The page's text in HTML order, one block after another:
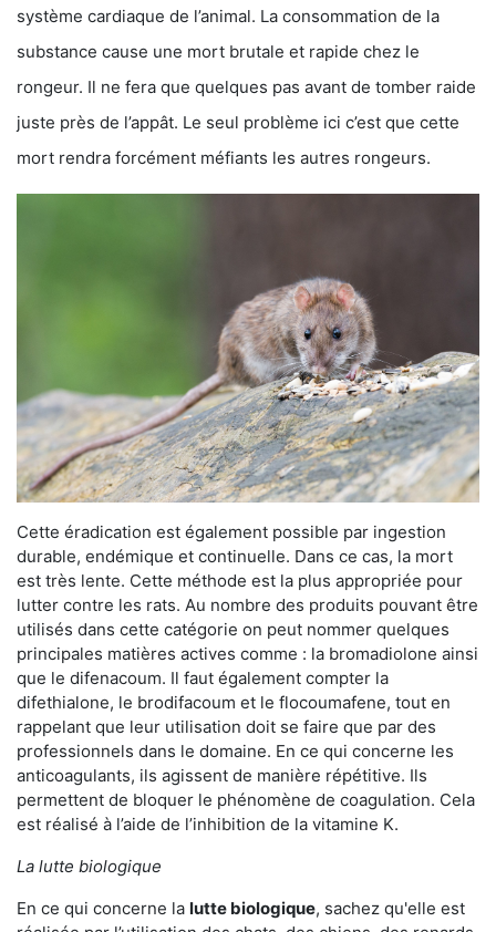
système cardiaque de l’animal. La consommation de la
substance cause une mort brutale et rapide chez le
rongeur. Il ne fera que quelques pas avant de tomber raide
juste près de l’appât. Le seul problème ici c’est que cette
mort rendra forcément méfiants les autres rongeurs.
Cette éradication est également possible par ingestion
durable, endémique et continuelle. Dans ce cas, la mort
est très lente. Cette méthode est la plus appropriée pour
lutter contre les rats. Au nombre des produits pouvant être
utilisés dans cette catégorie on peut nommer quelques
principales matières actives comme : la bromadiolone ainsi
que le difenacoum. Il faut également compter la
difethialone, le brodifacoum et le flocoumafene, tout en
rappelant que leur utilisation doit se faire que par des
professionnels dans le domaine. En ce qui concerne les
anticoagulants, ils agissent de manière répétitive. Ils
permettent de bloquer le phénomène de coagulation. Cela
est réalisé à l’aide de l’inhibition de la vitamine K.
La lutte biologique
En ce qui concerne la lutte biologique, sachez qu'elle est